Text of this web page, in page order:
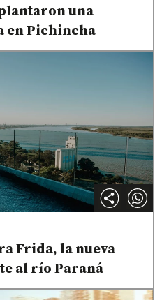
una
en Pichincha
Frida, la nueva
al río Paraná